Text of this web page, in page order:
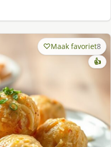
Maak favoriet8
👍